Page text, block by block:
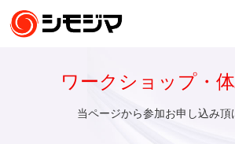
ワークショップ・
当ページから参加お申し込み頂